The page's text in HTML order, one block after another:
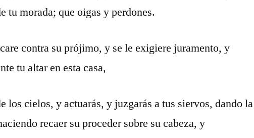
tu morada; que oigas y perdones.
contra su prójimo, y se le exigiere juramento, y
tu altar en esta casa,
los cielos, y actuarás, y juzgarás a tus siervos, dando la
recaer su proceder sobre su cabeza, y